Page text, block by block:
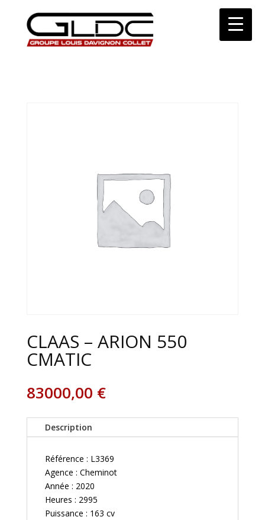
CLAAS – ARION 550
CMATIC
83000,00 €
Description
Référence : L3369
Agence : Cheminot
Année : 2020
Heures : 2995
Puissance : 163 cv